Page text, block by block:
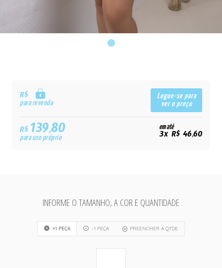
R$
para revenda
Logue-se para
ver o preço
R$139,80
para uso próprio
em até
3x R$ 46,60
INFORME O TAMANHO, A COR E QUANTIDADE
+1 PEÇA -1 PEÇA PREENCHER A QTDE